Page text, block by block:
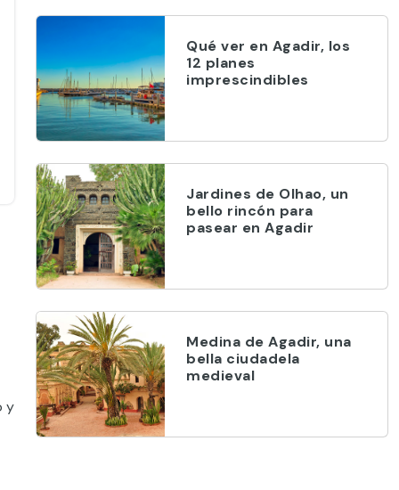
y
Qué ver en Agadir, los
12 planes
imprescindibles
Jardines de Olhao, un
bello rincón para
pasear en Agadir
Medina de Agadir, una
bella ciudadela
medieval